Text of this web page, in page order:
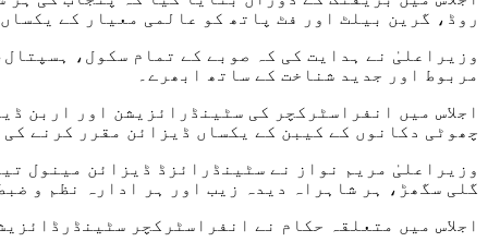
روڈ، گرین بیلٹ اور فٹ پاتھ کو عالمی معیار کے یکساں
وزیراعلیٰ نے ہدایت کی کہ صوبے کے تمام سکول،
مربوط اور جدید شناخت کے ساتھ ابھرے۔
اجلاس میں انفراسٹرکچر کی سٹینڈرائزیشن اور اربن
چھوٹی دکانوں کے کیبن کے یکساں ڈیزائن مقرر کرنے کی
وزیراعلیٰ مریم نواز نے سٹینڈرائزڈ ڈیزائن مینول
گلی سگھڑ، ہر شاہراہ دیدہ زیب اور ہر ادارہ نظم و
اجلاس میں متعلقہ حکام نے انفراسٹرکچر